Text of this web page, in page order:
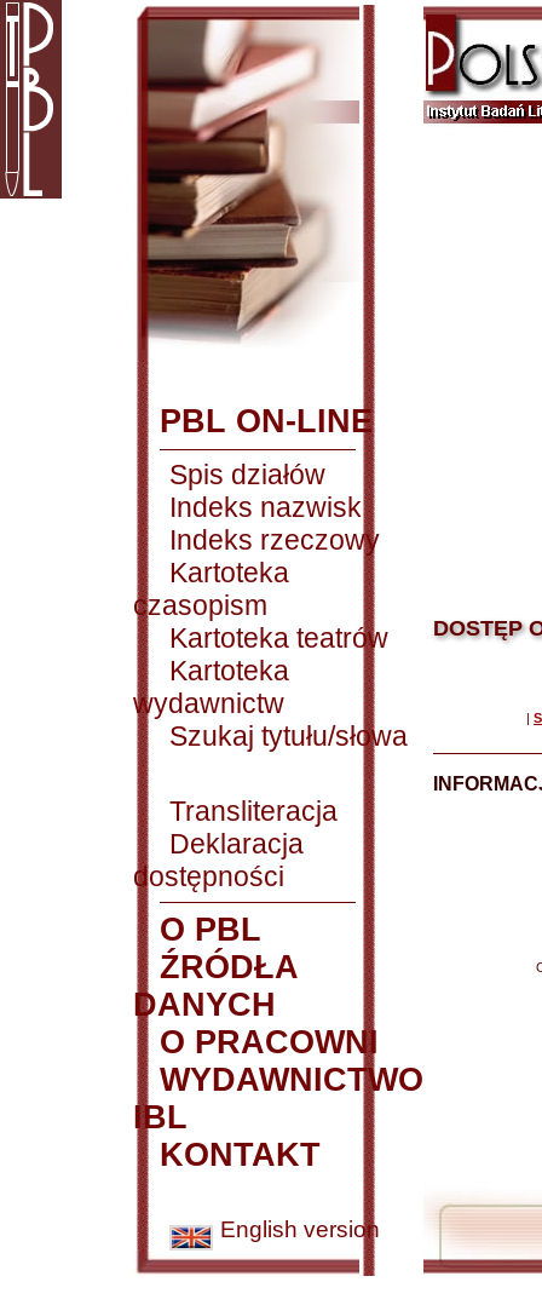
PBL ON-LINE
Spis działów
Indeks nazwisk
Indeks rzeczowy
Kartoteka
czasopism
Kartoteka teatrów
Kartoteka
wydawnictw
Szukaj tytułu/słowa
Transliteracja
Deklaracja
dostępności
O PBL
ŹRÓDŁA
DANYCH
O PRACOWNI
WYDAWNICTWO
IBL
KONTAKT
English version
DOSTĘP
|